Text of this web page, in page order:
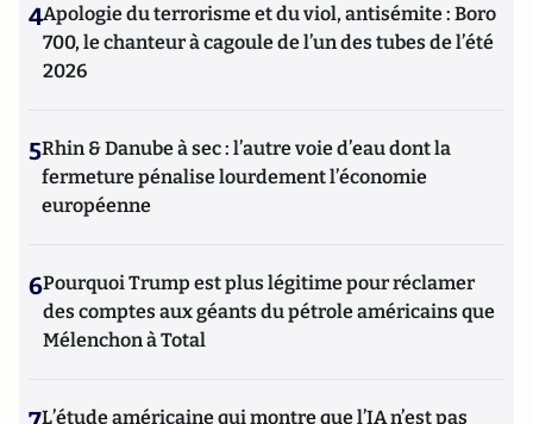
4Apologie du terrorisme et du viol, antisémite : Boro
700, le chanteur à cagoule de l’un des tubes de l’été
2026
5Rhin & Danube à sec : l’autre voie d’eau dont la
fermeture pénalise lourdement l’économie
européenne
6Pourquoi Trump est plus légitime pour réclamer
des comptes aux géants du pétrole américains que
Mélenchon à Total
L’étude américaine qui montre que l’IA n’est pas